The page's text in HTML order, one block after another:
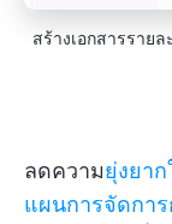
สร้างเอกสารราย
ลดความยุ่งยา
แผนการจัดกา